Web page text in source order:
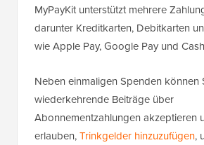
MyPayKit unterstützt mehrere
darunter Kreditkarten, Debitkarten
wie Apple Pay, Google Pay und
Neben einmaligen Spenden können
wiederkehrende Beiträge über
Abonnementzahlungen akzeptieren
erlauben,Trinkgelder hinzuzufügen,